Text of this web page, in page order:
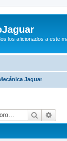
los aficionados a este
Jaguar
Buscar